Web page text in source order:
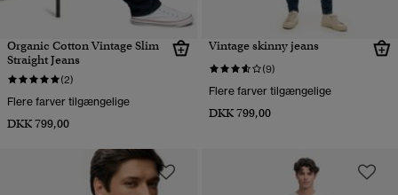
Organic Cotton Vintage Slim
Straight Jeans
(2)
Flere farver tilgængelige
DKK 799,00
Vintage skinny jeans
(9)
Flere farver tilgængelige
DKK 799,00